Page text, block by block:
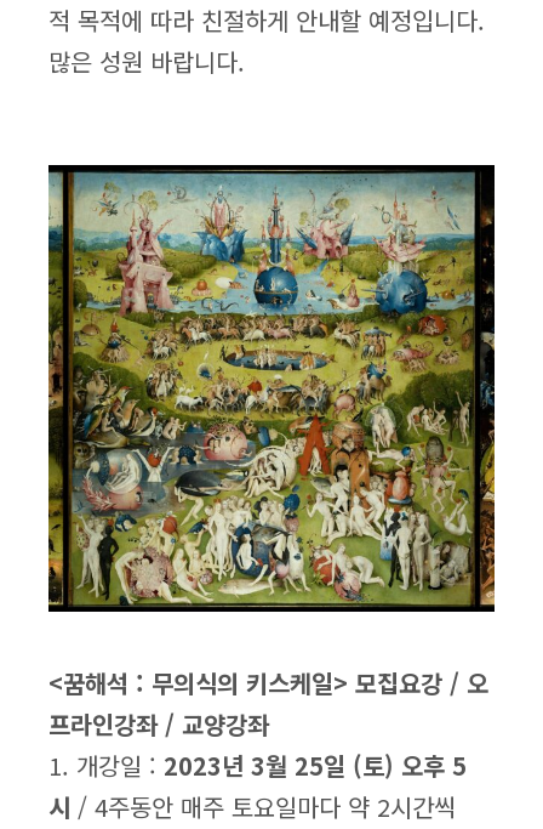
적 목적에 따라 친절하게 안내할 예정입니다.
많은 성원 바랍니다.
<꿈해석 : 무의식의 키스케일> 모집요강 / 오
프라인강좌 / 교양강좌
1. 개강일 : 2023년 3월 25일 (토) 오후 5
시 / 4주동안 매주 토요일마다 약 2시간씩